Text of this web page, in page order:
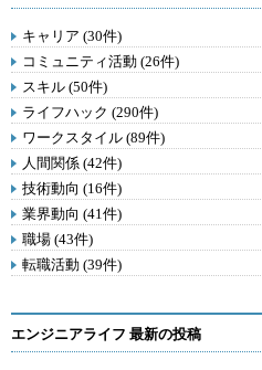
キャリア (30件)
コミュニティ活動 (26件)
スキル (50件)
ライフハック (290件)
ワークスタイル (89件)
人間関係 (42件)
技術動向 (16件)
業界動向 (41件)
職場 (43件)
転職活動 (39件)
エンジニアライフ 最新の投稿